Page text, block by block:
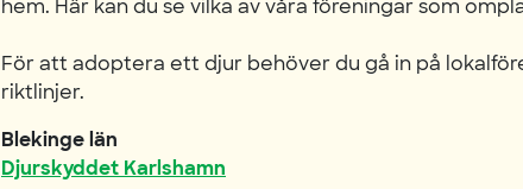
hem. Här kan du se vilka av våra föreningar som
För att adoptera ett djur behöver du gå in på
riktlinjer.
Blekinge län
Djurskyddet Karlshamn